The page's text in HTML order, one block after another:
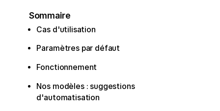
Sommaire
Cas d'utilisation
Paramètres par défaut
Fonctionnement
Nos modèles : suggestions
d'automatisation